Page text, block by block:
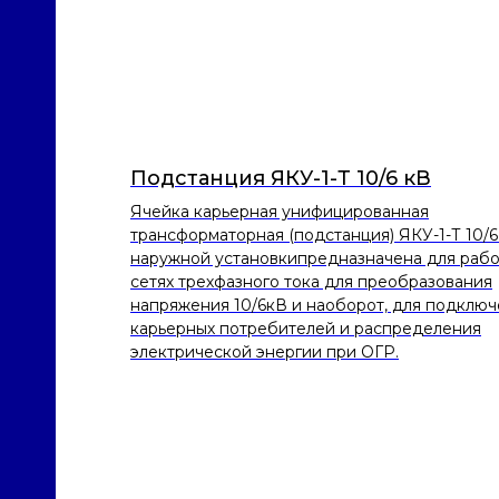
Подстанция ЯКУ-1-Т 10/6 кВ
Ячейка карьерная унифицированная
трансформаторная (подстанция) ЯКУ-1-Т 10/
наружной установкипредназначена для
сетях трехфазного тока для преобразования
напряжения 10/6кВ и наоборот, для
карьерных потребителей и распределения
электрической энергии при ОГР.